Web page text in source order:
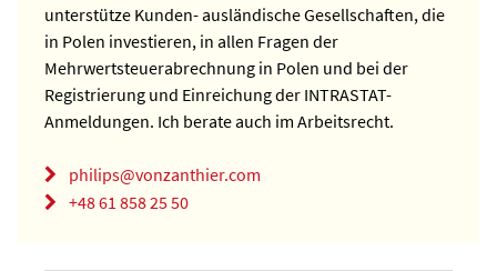
unterstütze Kunden- ausländische Gesellschaften, die
in Polen investieren, in allen Fragen der
Mehrwertsteuerabrechnung in Polen und bei der
Registrierung und Einreichung der INTRASTAT-
Anmeldungen. Ich berate auch im Arbeitsrecht.
philips@vonzanthier.com
+48 61 858 25 50